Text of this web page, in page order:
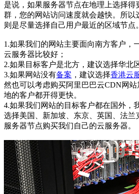
是说，如果服务器节点在地理上选择得
群，您的网站访问速度就会越快。所以
则是尽量选择自己用户最近的区域节点。
1.如果我们的网站主要面向南方客户，
云服务器比较好；
2.如果目标客户是北方，建议选择华北
3.如果网站没有备案 ，建议选择香港云
然也可以考虑购买阿里巴巴云CDN网
地的客户都开得更快。
4.如果我们网站的目标客户都在国外，
选择美国、新加坡、东京、英国、法兰
服务器节点购买我们自己的云服务器。